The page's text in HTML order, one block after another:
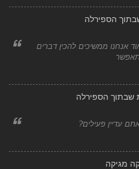
הספירלה
אנחנו ממשיכים להכין דברים
שבתוך הספירלה
עדיין פעילים?
מגיקה